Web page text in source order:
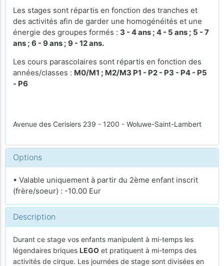
Les stages sont répartis en fonction des tranches et
des activités afin de garder une homogénéités et une
énergie des groupes formés : 3 - 4 ans ; 4 - 5 ans ; 5 - 7
ans ; 6 - 9 ans ; 9 - 12 ans.
Les cours parascolaires sont répartis en fonction des
années/classes : M0/M1 ; M2/M3 P1 - P2 - P3 - P4 - P5
- P6
Avenue des Cerisiers 239 - 1200 - Woluwe-Saint-Lambert
Options
• Valable uniquement à partir du 2ème enfant inscrit
(frère/soeur) : -10.00 Eur
Description
Durant ce stage vos enfants manipulent à mi-temps les
légendaires briques LEGO et pratiquent à mi-temps des
activités de cirque. Les journées de stage sont divisées en